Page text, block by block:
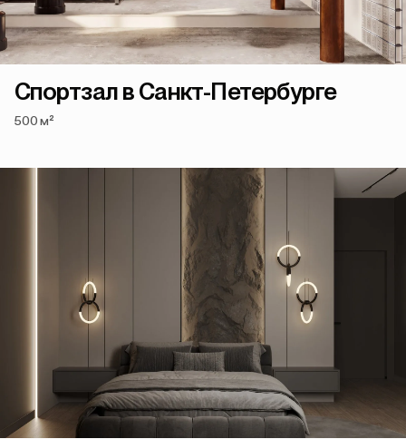
Спортзал в Санкт-Петербурге
500 м²